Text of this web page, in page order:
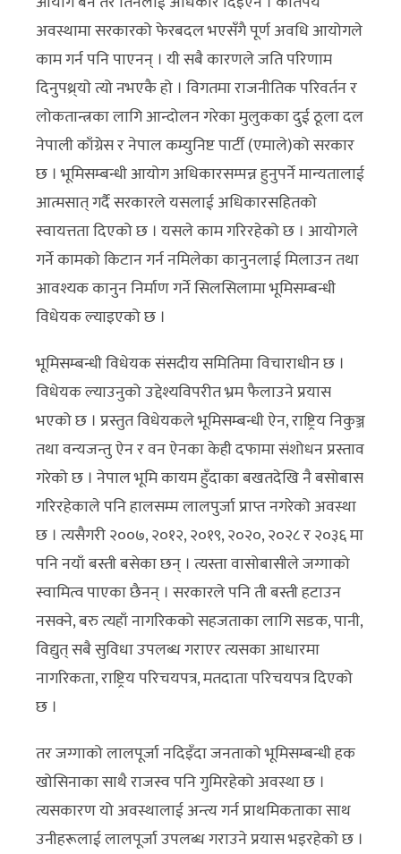
अवस्थामा सरकारको फेरबदल भएसँगै पूर्ण अवधि आयोगले
काम गर्न पनि पाएनन् । यी सबै कारणले जति परिणाम
दिनुपथ्र्याे त्यो नभएकै हो । विगतमा राजनीतिक परिवर्तन र
लोकतान्त्रका लागि आन्दोलन गरेका मुलुकका दुई ठूला दल
नेपाली काँग्रेस र नेपाल कम्युनिष्ट पार्टी (एमाले)को सरकार
छ । भूमिसम्बन्धी आयोग अधिकारसम्पन्न हुनुपर्ने मान्यतालाई
आत्मसात् गर्दै सरकारले यसलाई अधिकारसहितको
स्वायत्तता दिएको छ । यसले काम गरिरहेको छ । आयोगले
गर्ने कामको किटान गर्न नमिलेका कानुनलाई मिलाउन तथा
आवश्यक कानुन निर्माण गर्ने सिलसिलामा भूमिसम्बन्धी
विधेयक ल्याइएको छ ।
भूमिसम्बन्धी विधेयक संसदीय समितिमा विचाराधीन छ ।
विधेयक ल्याउनुको उद्देश्यविपरीत भ्रम फैलाउने प्रयास
भएको छ । प्रस्तुत विधेयकले भूमिसम्बन्धी ऐन, राष्ट्रिय निकुञ्ज
तथा वन्यजन्तु ऐन र वन ऐनका केही दफामा संशोधन प्रस्ताव
गरेको छ । नेपाल भूमि कायम हुँदाका बखतदेखि नै बसोबास
गरिरहेकाले पनि हालसम्म लालपुर्जा प्राप्त नगरेको अवस्था
छ । त्यसैगरी २००७, २०१२, २०१९, २०२०, २०२८ र २०३६ मा
पनि नयाँ बस्ती बसेका छन् । त्यस्ता वासोबासीले जग्गाको
स्वामित्व पाएका छैनन् । सरकारले पनि ती बस्ती हटाउन
नसक्ने, बरु त्यहाँ नागरिकको सहजताका लागि सडक, पानी,
विद्युत् सबै सुविधा उपलब्ध गराएर त्यसका आधारमा
नागरिकता, राष्ट्रिय परिचयपत्र, मतदाता परिचयपत्र दिएको
छ ।
तर जग्गाको लालपूर्जा नदिइँदा जनताको भूमिसम्बन्धी हक
खोसिनाका साथै राजस्व पनि गुमिरहेको अवस्था छ ।
त्यसकारण यो अवस्थालाई अन्त्य गर्न प्राथमिकताका साथ
उनीहरूलाई लालपूर्जा उपलब्ध गराउने प्रयास भइरहेको छ ।